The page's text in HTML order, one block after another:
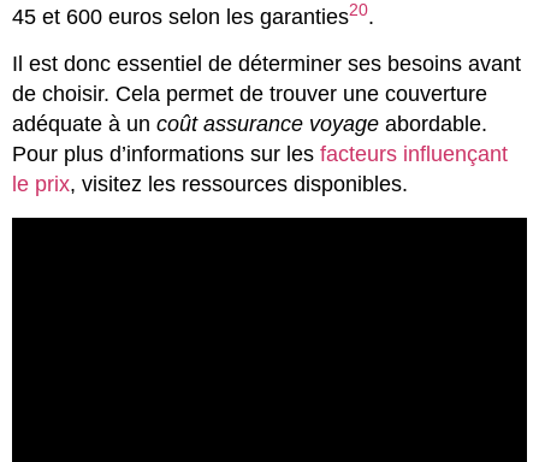
45 et 600 euros selon les garanties20.
Il est donc essentiel de déterminer ses besoins avant
de choisir. Cela permet de trouver une couverture
adéquate à un coût assurance voyage abordable.
Pour plus d’informations sur les facteurs influençant
le prix, visitez les ressources disponibles.